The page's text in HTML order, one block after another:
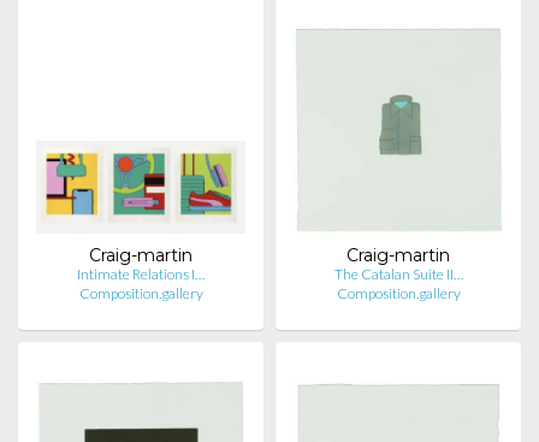
Craig-martin
Intimate Relations I…
Composition.gallery
Craig-martin
The Catalan Suite II…
Composition.gallery